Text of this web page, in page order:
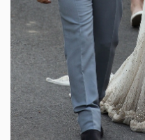
КАТЕГОРИИ
Wine&Dine
Подкасти
Мода
Dialogue
Изкуство